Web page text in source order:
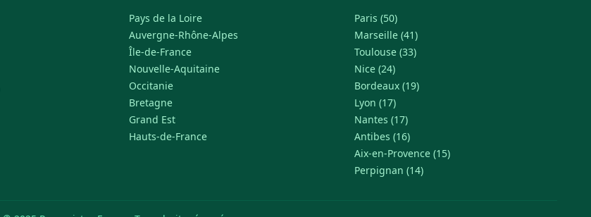
Pays de la Loire
Auvergne-Rhône-Alpes
Île-de-France
Nouvelle-Aquitaine
Occitanie
Bretagne
Grand Est
Hauts-de-France
Paris (50)
Marseille (41)
Toulouse (33)
Nice (24)
Bordeaux (19)
Lyon (17)
Nantes (17)
Antibes (16)
Aix-en-Provence (15)
Perpignan (14)